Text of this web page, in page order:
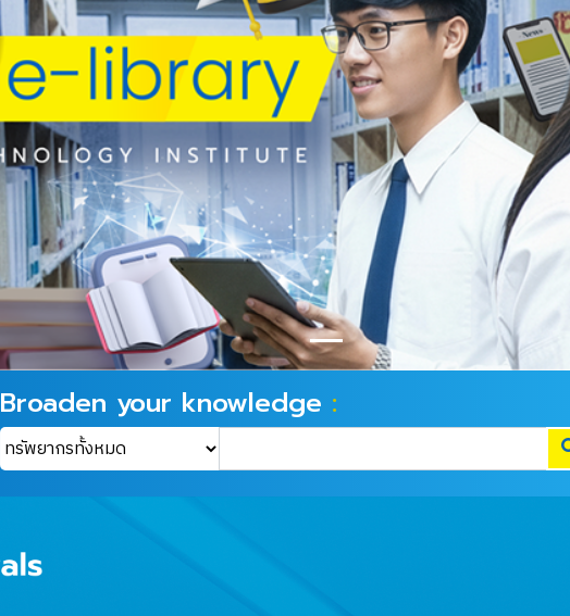
Broaden your knowledge :